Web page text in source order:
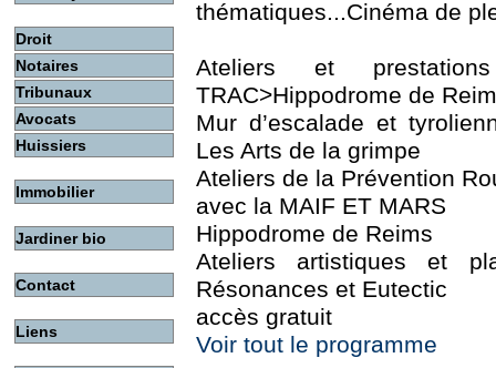
Droit
Notaires
Tribunaux
Avocats
Huissiers
Immobilier
Jardiner bio
Contact
Liens
thématiques...Cinéma de
Ateliers et
TRAC>Hippodrome de
Mur d’escalade et
Les Arts de la grimpe
Ateliers de la Prévention
avec la MAIF ET MARS
Hippodrome de Reims
Ateliers artistiques et
Résonances et Eutectic
accès gratuit
Voir tout le programme